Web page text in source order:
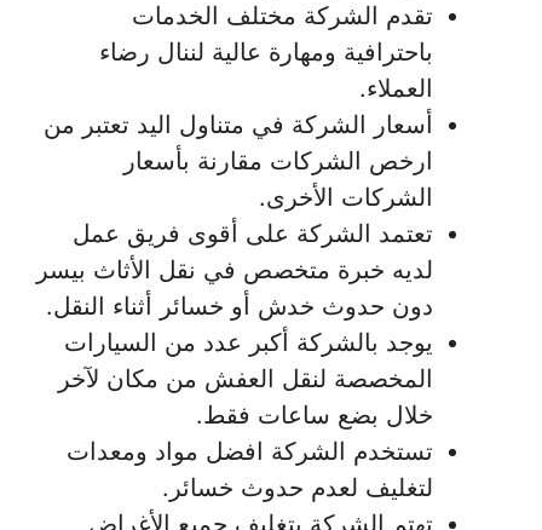
تقدم الشركة مختلف الخدمات
باحترافية ومهارة عالية لننال رضاء
العملاء.
أسعار الشركة في متناول اليد تعتبر من
ارخص الشركات مقارنة بأسعار
الشركات الأخرى.
تعتمد الشركة على أقوى فريق عمل
لديه خبرة متخصص في نقل الأثاث بيسر
دون حدوث خدش أو خسائر أثناء النقل.
يوجد بالشركة أكبر عدد من السيارات
المخصصة لنقل العفش من مكان لآخر
خلال بضع ساعات فقط.
تستخدم الشركة افضل مواد ومعدات
لتغليف لعدم حدوث خسائر.
تهتم الشركة بتغليف جميع الأغراض